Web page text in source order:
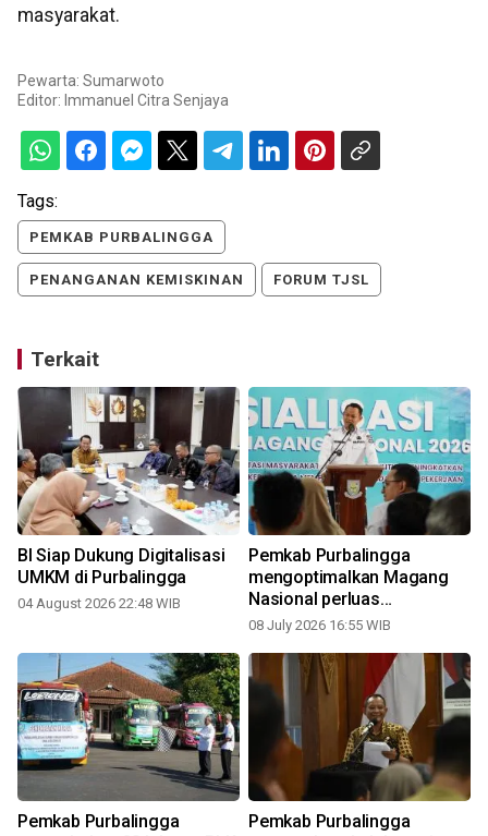
masyarakat.
Pewarta: Sumarwoto
Editor: Immanuel Citra Senjaya
Tags:
PEMKAB PURBALINGGA
PENANGANAN KEMISKINAN FORUM TJSL
Terkait
BI Siap Dukung Digitalisasi
UMKM di Purbalingga
04 August 2026 22:48 WIB
Pemkab Purbalingga
mengoptimalkan Magang
Nasional perluas
kesempatan kerja
08 July 2026 16:55 WIB
Pemkab Purbalingga
Pemkab Purbalingga